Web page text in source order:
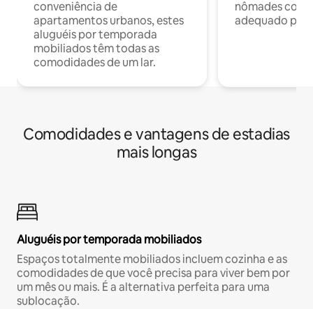
conveniência de
apartamentos urbanos, estes
aluguéis por temporada
mobiliados têm todas as
comodidades de um lar.
nômades com
adequado
Comodidades e vantagens de estadias
mais longas
Aluguéis por temporada mobiliados
Espaços totalmente mobiliados incluem cozinha e as
comodidades de que você precisa para viver bem por
um mês ou mais. É a alternativa perfeita para uma
sublocação.